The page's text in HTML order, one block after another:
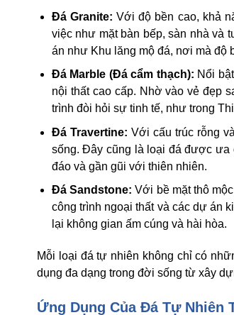
Đá Granite: Với độ bền cao, khả
việc như mặt bàn bếp, sàn nhà và
án như Khu lăng mộ đá, nơi mà độ
Đá Marble (Đá cẩm thạch): Nổi
nội thất cao cấp. Nhờ vào vẻ đẹp
trình đòi hỏi sự tinh tế, như trong
Đá Travertine: Với cấu trúc rỗng
sống. Đây cũng là loại đá được ưa
đáo và gần gũi với thiên nhiên.
Đá Sandstone: Với bề mặt thô
công trình ngoại thất và các dự án
lại không gian ấm cúng và hài hòa.
Mỗi loại đá tự nhiên không chỉ có
dụng đa dạng trong đời sống từ xây
Ứng Dụng Của Đá Tự Nhiên